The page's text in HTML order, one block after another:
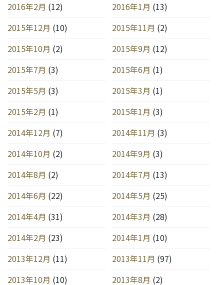
2016年2月 (12) 2016年1月 (13)
2015年12月 (10) 2015年11月 (2)
2015年10月 (2) 2015年9月 (12)
2015年7月 (3) 2015年6月 (1)
2015年5月 (3) 2015年3月 (1)
2015年2月 (1) 2015年1月 (3)
2014年12月 (7) 2014年11月 (3)
2014年10月 (2) 2014年9月 (3)
2014年8月 (2) 2014年7月 (13)
2014年6月 (22) 2014年5月 (25)
2014年4月 (31) 2014年3月 (28)
2014年2月 (23) 2014年1月 (10)
2013年12月 (11) 2013年11月 (97)
2013年10月 (10) 2013年8月 (2)